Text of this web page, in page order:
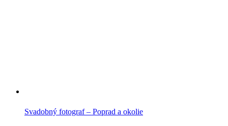
Svadobný fotograf – Poprad a okolie